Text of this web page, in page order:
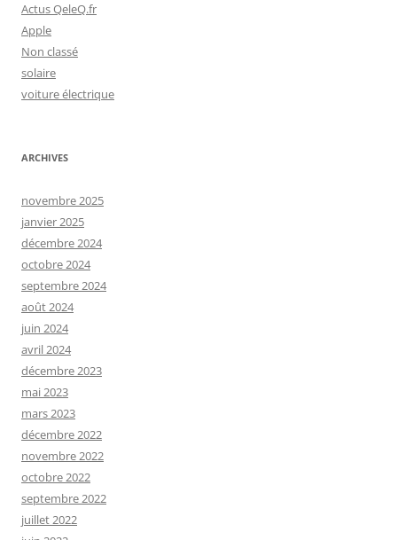
Actus QeleQ.fr
Apple
Non classé
solaire
voiture électrique
ARCHIVES
novembre 2025
janvier 2025
décembre 2024
octobre 2024
septembre 2024
août 2024
juin 2024
avril 2024
décembre 2023
mai 2023
mars 2023
décembre 2022
novembre 2022
octobre 2022
septembre 2022
juillet 2022